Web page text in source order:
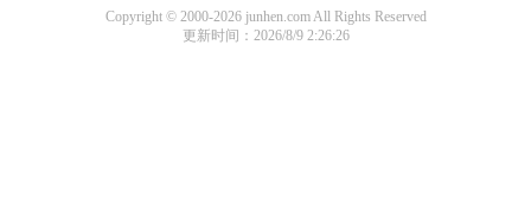
Copyright © 2000-2026 junhen.com All Rights Reserved
更新时间：2026/8/9 2:26:26